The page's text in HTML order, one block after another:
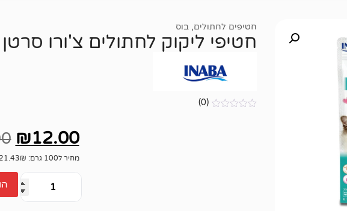
חטיפים לחתולים, בוס
חטיפי ליקוק לחתולים צ'ורו סרטן ועוף
(0)
₪12.00
מחיר ל100 גרם: 21.43₪